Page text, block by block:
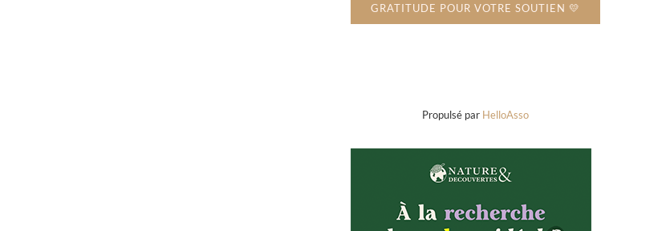
GRATITUDE POUR VOTRE SOUTIEN 💛
Propulsé par HelloAsso